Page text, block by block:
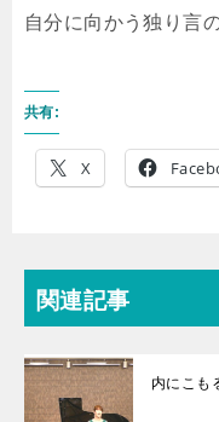
自分に向かう独り言
共有:
X
関連記事
内にこも